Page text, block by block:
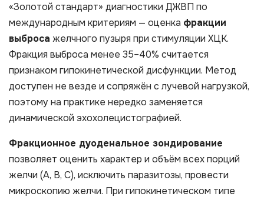
«Золотой стандарт» диагностики ДЖВП по
международным критериям — оценка фракции
выброса желчного пузыря при стимуляции ХЦК.
Фракция выброса менее 35–40% считается
признаком гипокинетической дисфункции. Метод
доступен не везде и сопряжён с лучевой нагрузкой,
поэтому на практике нередко заменяется
динамической эхохолецистографией.
Фракционное дуоденальное зондирование
позволяет оценить характер и объём всех порций
желчи (А, В, С), исключить паразитозы, провести
микроскопию желчи. При гипокинетическом типе